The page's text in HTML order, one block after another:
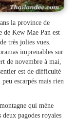
la province de
de Kew Mae Pan est
très jolies vues.
imprenables sur
de novembre à mai,
est de difficulté
peu escarpés mais rien
qui mène
pagodes royales